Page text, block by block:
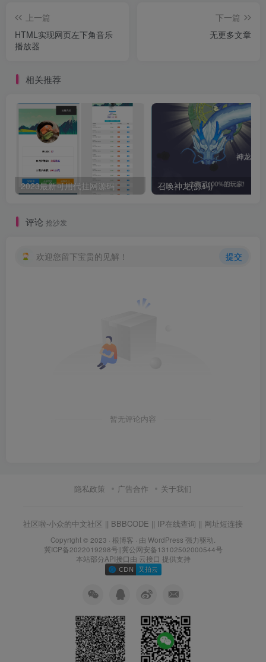
上一篇
HTML实现网页左下角音乐
播放器
下一篇
无更多文章
相关推荐
2023最新可用代挂网源码 召唤神龙(源码)
评论 抢沙发
欢迎您留下宝贵的见解！ 提交
暂无评论内容
隐私政策 广告合作 关于我们
社区啦-小众的中文社区 || BBBCODE || IP在线查询 || 网址短连接
Copyright © 2023 · 根博客 · 由 WordPress 强力驱动.
冀ICP备2022019298号||冀公网安备13102502000544号
本站部分API接口由 云接口 提供支持